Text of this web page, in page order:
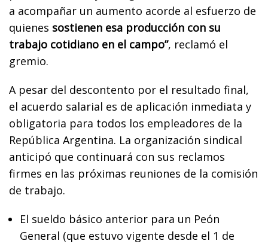
a acompañar un aumento acorde al esfuerzo de
quienes sostienen esa producción con su
trabajo cotidiano en el campo”, reclamó el
gremio.
A pesar del descontento por el resultado final,
el acuerdo salarial es de aplicación inmediata y
obligatoria para todos los empleadores de la
República Argentina. La organización sindical
anticipó que continuará con sus reclamos
firmes en las próximas reuniones de la comisión
de trabajo.
El sueldo básico anterior para un Peón
General (que estuvo vigente desde el 1 de